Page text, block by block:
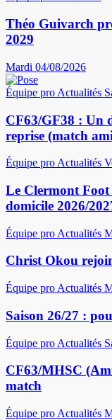
Théo Guivarch
2029
Mardi 04/08/2026
Équipe pro Actualités
CF63/GF38 : Un
reprise (match
Équipe pro Actualités
Le Clermont Foot
domicile 2026/
Équipe pro Actualités
Christ Okou
Équipe pro Actualités
Saison 26/27 :
Équipe pro Actualités
CF63/MHSC
match
Équipe pro Actualités